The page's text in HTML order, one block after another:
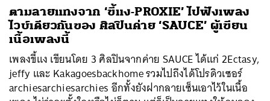
ตามลายแทงจาก ‘ขี้แง-PROXIE’ ไปฟังเพลง
ไวบ์เดียวกันของ ศิลปินค่าย ‘SAUCE’ ผู้เขียน
เนื้อเพลงนี้
เพลงขี้แง เขียนโดย 3 ศิลปินจากค่าย SAUCE ได้แก่ 2Ectasy,
jeffy และ Kakagoesbackhome รวมไปถึงได้โปรดิวเซอร์
archiesarchiesarchies อีกทั้งยังฝากลายเซ็นเอาไว้ในเนื้อ